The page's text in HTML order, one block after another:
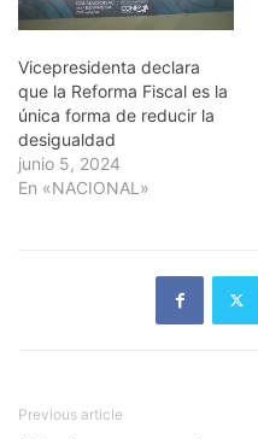
Vicepresidenta declara
que la Reforma Fiscal es la
única forma de reducir la
desigualdad
junio 5, 2024
En «NACIONAL»
Previous article